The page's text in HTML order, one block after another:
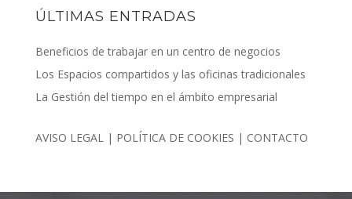
ÚLTIMAS ENTRADAS
Beneficios de trabajar en un centro de negocios
Los Espacios compartidos y las oficinas tradicionales
La Gestión del tiempo en el ámbito empresarial
AVISO LEGAL | POLÍTICA DE COOKIES | CONTACTO